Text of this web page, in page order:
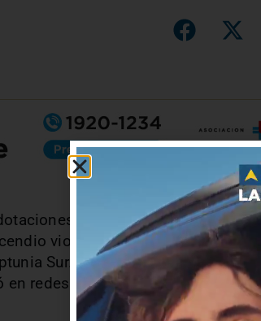
de Bomberos, con una
violento a pie de monte, en
Sur. Hay riesgo a viviendas. Se
en redes sociales el vocero de